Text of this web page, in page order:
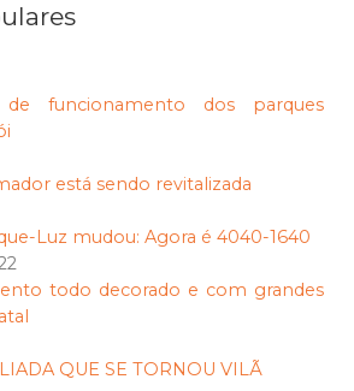
de funcionamento dos parques
está sendo revitalizada
Luz mudou: Agora é 4040-1640
todo decorado e com grandes
QUE SE TORNOU VILÃ